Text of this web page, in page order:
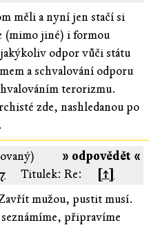
měli a nyní jen stačí si
(mimo jiné) i formou
odpor vůči státu
a schvalování odporu
terorizmu.
zde, nashledanou po
» odpovědět «
Titulek: Re:
[↑]
mužou, pustit musí.
připravíme